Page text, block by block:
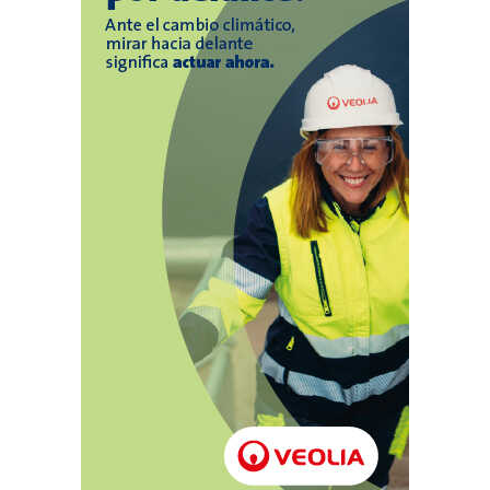
temporada (finalista de Play-Off). Si el
campeón de Champions no es español,
entonces habrá dos plazas: para el campeón de
temporada y para el de mayor puntuación
entre Apertura y Clausura. Si coincidiera, el
segundo puesto en Europa sería para el
finalista de la temporada. Por otro lado, los dos
descensos a Segunda división serán para los
dos equipos que menos puntos sumen entre
los torneos de Apertura y Clausura. Copa de
España SM El Rey: La otra gran novedad es la
unificación de las competiciones coperas. La
Copa de España y la Copa de Su Majestad El
Rey se convierten en un mismo torneo que
dará a su campeón en marzo y en el que
competirán un total de 96 equipos. El gran
primer objetivo de esta competición será llegar
a la fase final de ocho equipos, lo que siempre
ha sido la Copa de España. El cambio será en la
fase de clasificación. Por un lado serán los seis
mejores equipos del torneo de Apertura